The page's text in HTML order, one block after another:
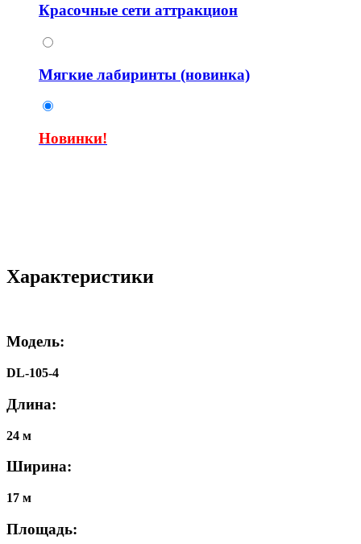
Красочные сети аттракцион
Мягкие лабиринты (новинка)
Новинки!
Характеристики
Модель:
DL-105-4
Длина:
24 м
Ширина:
17 м
Площадь: